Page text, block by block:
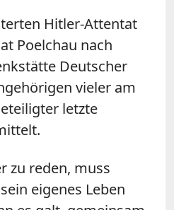
Hitler-Attentat
Poelchau nach
Deutscher
vieler am
letzte
zu reden, muss
eigenes Leben